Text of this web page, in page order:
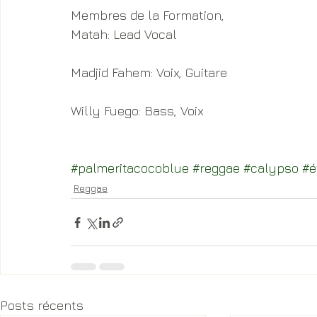
Membres de la Formation,
Matah: Lead Vocal
Madjid Fahem: Voix, Guitare
Willy Fuego: Bass, Voix
#palmeritacocoblue #reggae #calypso
Reggae
Posts récents